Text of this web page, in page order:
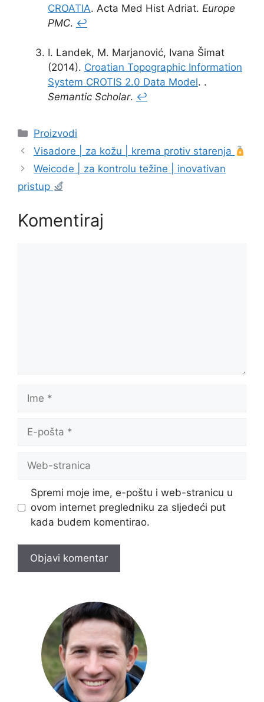
CROATIA. Acta Med Hist Adriat. Europe
PMC. ↩
I. Landek, M. Marjanović, Ivana Šimat
(2014). Croatian Topographic Information
System CROTIS 2.0 Data Model. .
Semantic Scholar. ↩
Kategorije
Proizvodi
Visadore | za kožu | krema protiv starenja
Weicode | za kontrolu težine | inovativan
pristup
Komentiraj
pošta
stranica
Spremi moje ime, e-poštu i web-stranicu u
ovom internet pregledniku za sljedeći put
kada budem komentirao.